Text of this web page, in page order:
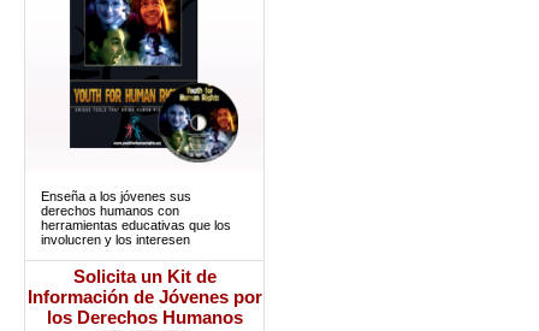
Enseña a los jóvenes sus
derechos humanos con
herramientas educativas que los
involucren y los interesen
Solicita un Kit de
Información de Jóvenes por
los Derechos Humanos